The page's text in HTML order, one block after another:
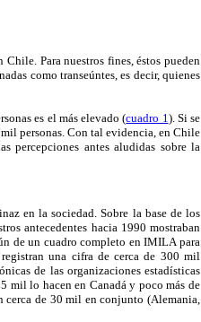
Para nuestros fines, éstos pueden
como transeúntes, es decir, quienes
es el más elevado (cuadro 1). Si se
personas. Con tal evidencia, en Chile
percepciones antes aludidas sobre la
en la sociedad. Sobre la base de los
antecedentes hacia 1990 mostraban
de un cuadro completo en IMILA para
una cifra de cerca de 300 mil
de las organizaciones estadísticas
mil lo hacen en Canadá y poco más de
cerca de 30 mil en conjunto (Alemania,